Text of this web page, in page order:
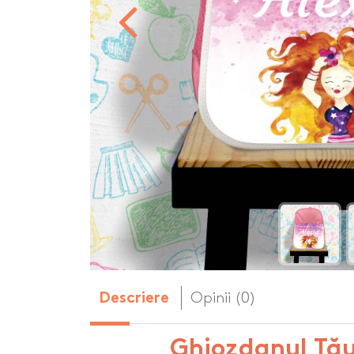
Body-uri copii personalizate
Brelocuri personalizate
Brichete personalizate
Briceag personalizat
Dop
de vin
Dozatoare de
personalizate
Genti de plaja
Genti sport
Ghiozdane
Halbe de bere
Huse
Descriere Opinii (0)